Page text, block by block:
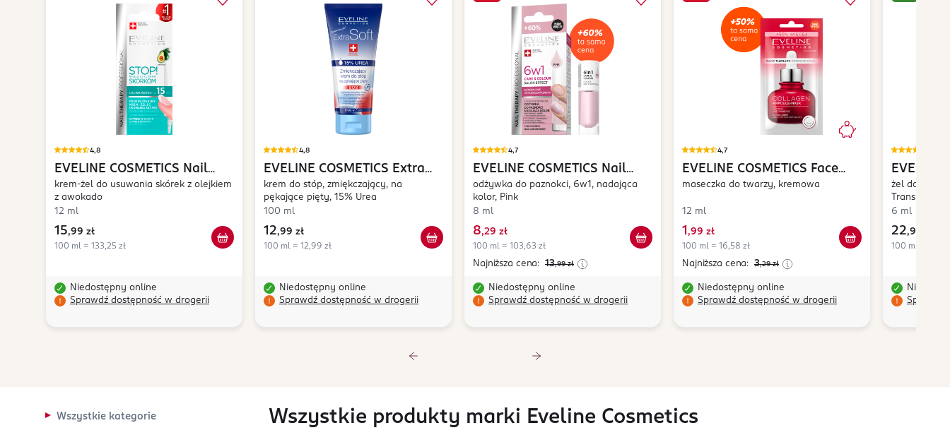
4,8
EVELINE COSMETICS Nail
Therapy Professional
krem-żel do usuwania skórek z olejkiem
z awokado
12 ml
15,99 zł
100 ml = 133,25 zł
Niedostępny online
Sprawdź dostępność w drogerii
4,8
EVELINE COSMETICS Extra
Soft SOS
krem do stóp, zmiękczający, na
pękające pięty, 15% Urea
100 ml
12,99 zł
100 ml = 12,99 zł
Niedostępny online
Sprawdź dostępność w drogerii
4,7
EVELINE COSMETICS Nail
Therapy Professional 6w1
Care & Colour
odżywka do paznokci, 6w1, nadająca
kolor, Pink
8 ml
8,29 zł
100 ml = 103,63 zł
Najniższa cena: 13,99 zł
Niedostępny online
Sprawdź dostępność w drogerii
4,7
EVELINE COSMETICS Face
Therapy Professional
Collagen
maseczka do twarzy, kremowa
12 ml
1 ,99 zł
100 ml = 16,58 zł
Najniższa cena: 3,29 zł
Niedostępny online
Sprawdź dostępność w drogerii
EVELINE
Glue
żel do brwi,
6 ml
22,99 zł
100 ml =
Sprawdź
Wszystkie kategorie Wszystkie produkty marki Eveline Cosmetics